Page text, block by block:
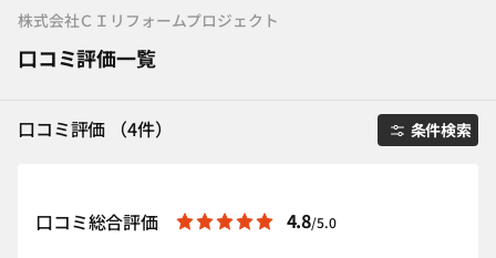
株式会社ＣＩリフォームプロジェクト
口コミ評価一覧
口コミ評価 （4件） 条件検索
口コミ総合評価 4.8/5.0